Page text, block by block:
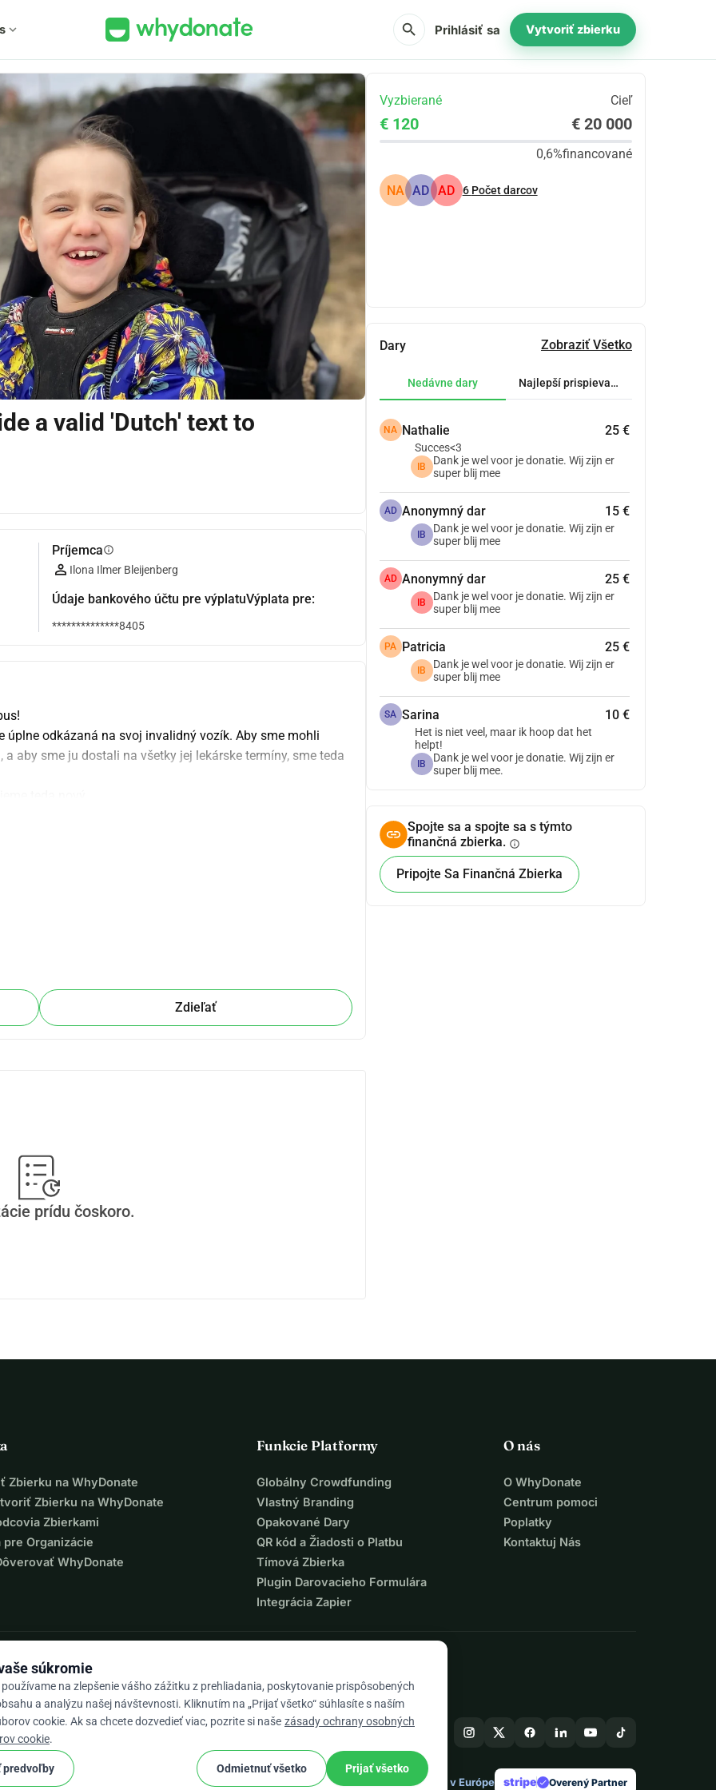
expand_more search Prihlásiť sa Vytvoriť zbierku
a valid 'Dutch' text to
Príjemcainfo
Ilona Ilmer Bleijenberg
Údaje bankového účtu pre výplatuVýplata pre:
**************8405
úplne odkázaná na svoj invalidný vozík. Aby sme mohli
aby sme ju dostali na všetky jej lekárske termíny, sme teda
Zdieľať
prídu čoskoro.
Vyzbierané Cieľ
€ 120 € 20 000
0,6%financované
NA AD AD 6 Počet darcov
Dary Zobraziť Všetko
Nedávne dary Najlepší prispievatelia.
NA Nathalie 25 €
Succes<3
IB
Dank je wel voor je donatie. Wij zijn er
super blij mee
AD Anonymný dar 15 €
IB
Dank je wel voor je donatie. Wij zijn er
super blij mee
AD Anonymný dar 25 €
IB
Dank je wel voor je donatie. Wij zijn er
super blij mee
PA Patricia 25 €
IB
Dank je wel voor je donatie. Wij zijn er
super blij mee
SA Sarina 10 €
Het is niet veel, maar ik hoop dat het
helpt!
IB
Dank je wel voor je donatie. Wij zijn er
super blij mee.
Spojte sa a spojte sa s týmto
finančná zbierka. info
Pripojte Sa Finančná Zbierka
Zbierku na WhyDonate
Zbierku na WhyDonate
Zbierkami
pre Organizácie
WhyDonate
Funkcie Platformy
Globálny Crowdfunding
Vlastný Branding
Opakované Dary
QR kód a Žiadosti o Platbu
Tímová Zbierka
Plugin Darovacieho Formulára
Integrácia Zapier
O nás
O WhyDonate
Centrum pomoci
Poplatky
Kontaktuj Nás
/ 5 na základe 500+ recenzií
podmienkycookie Nastavenia súborov cookie. Vyrobené v Európe stripe check Overený Partner
súkromie
na zlepšenie vášho zážitku z prehliadania, poskytovanie prispôsobených
a analýzu našej návštevnosti. Kliknutím na „Prijať všetko“ súhlasíte s naším
cookie. Ak sa chcete dozvedieť viac, pozrite si naše zásady ochrany osobných
cookie.
predvoľby Odmietnuť všetko Prijať všetko